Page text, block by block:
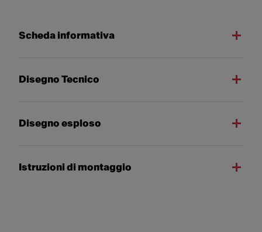
Scheda informativa
Disegno Tecnico
Disegno esploso
Istruzioni di montaggio